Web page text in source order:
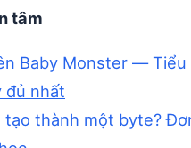
tâm
Baby Monster — Tiểu
đủ nhất
tạo thành một byte?